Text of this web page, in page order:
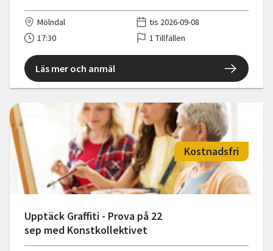
Mölndal
tis 2026-09-08
17:30
1 Tillfällen
Läs mer och anmäl
Upptäck Graffiti - Prova på 22
sep med Konstkollektivet
Kostnadsfri